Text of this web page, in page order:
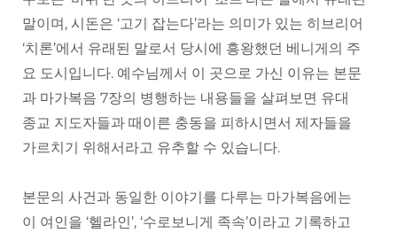
말이며, 시돈은 ‘고기 잡는다’라는 의미가 있는 히브리어
‘치론’에서 유래된 말로서 당시에 흥왕했던 베니게의 주
요 도시입니다. 예수님께서 이 곳으로 가신 이유는 본문
과 마가복음 7장의 병행하는 내용들을 살펴보면 유대
종교 지도자들과 때이른 충동을 피하시면서 제자들을
가르치기 위해서라고 유추할 수 있습니다.
본문의 사건과 동일한 이야기를 다루는 마가복음에는
이 여인을 ‘헬라인’, ‘수로보니게 족속’이라고 기록하고